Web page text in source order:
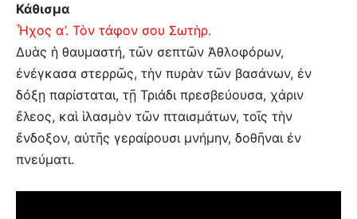
Κάθισμα
Ἦχος α’. Τὸν τάφον σου Σωτὴρ.
Δυὰς ἡ θαυμαστή, τῶν σεπτῶν Ἀθλοφόρων,
ἐνέγκασα στερρῶς, τὴν πυρὰν τῶν βασάνων, ἐν
δόξῃ παρίσταται, τῇ Τριάδι πρεσβεύουσα, χάριν
ἔλεος, καὶ ἱλασμὸν τῶν πταισμάτων, τοῖς τὴν
ἔνδοξον, αὐτῆς γεραίρουσι μνήμην, δοθῆναι ἐν
πνεύματι.